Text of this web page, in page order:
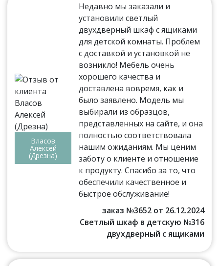
Власов
Алексей
(Дрезна)
Недавно мы заказали и
установили светлый
двухдверный шкаф с ящиками
для детской комнаты. Проблем
с доставкой и установкой не
возникло! Мебель очень
хорошего качества и
доставлена вовремя, как и
было заявлено. Модель мы
выбирали из образцов,
представленных на сайте, и она
полностью соответствовала
нашим ожиданиям. Мы ценим
заботу о клиенте и отношение
к продукту. Спасибо за то, что
обеспечили качественное и
быстрое обслуживание!
заказ №3652 от 26.12.2024
Светлый шкаф в детскую №316
двухдверный с ящиками